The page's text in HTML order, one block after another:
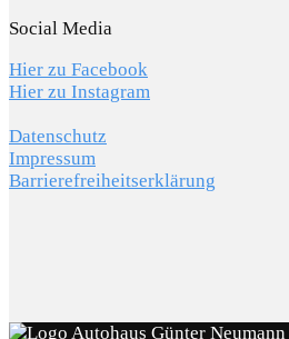
Social Media
Hier zu Facebook
Hier zu Instagram
Datenschutz
Impressum
Barrierefreiheitserklärung